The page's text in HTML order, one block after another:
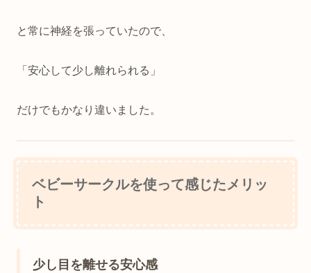
と常に神経を張っていたので、
「安心して少し離れられる」
だけでもかなり違いました。
ベビーサークルを使って感じたメリッ
ト
少し目を離せる安心感